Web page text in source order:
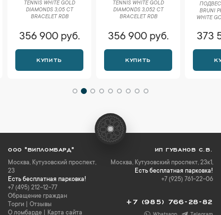
TENNIS WHITE GOLD
DIAMONDS 3,05 CT
BRACELET RDB
356 900 руб.
КУПИТЬ
TENNIS WHITE GOLD
DIAMONDS 3,052 CT
BRACELET RDB
356 900 руб.
КУПИТЬ
BRUNI
WHITE
373
ООО "ВИПЛОМБАРД"
Москва, Кутузовский проспект,
23
Есть бесплатная парковка!
+7 (495) 212-12-77
Обращение граждан
Торги
Отзывы
О ломбарде
Карта сайта
ИП ГУБАНОВ С.В.
Москва, Кутузовский проспект, 23к1,
Есть бесплатная парковка!
+7 (925) 761-22-06
+7 (985) 766-28-82